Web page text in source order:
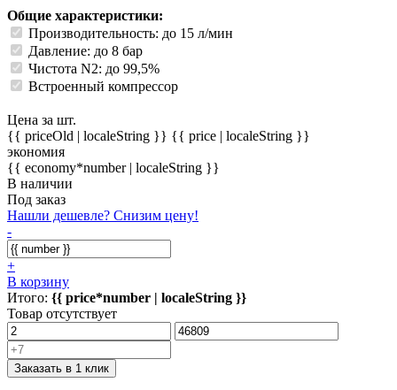
Общие характеристики:
Производительность: до 15 л/мин
Давление: до 8 бар
Чистота N2: до 99,5%
Встроенный компрессор
Цена за шт.
{{ priceOld | localeString }} {{ price | localeString }}
экономия
{{ economy*number | localeString }}
В наличии
Под заказ
Нашли дешевле? Снизим цену!
-
+
В корзину
Итого: {{ price*number | localeString }}
Товар отсутствует
Заказать в 1 клик